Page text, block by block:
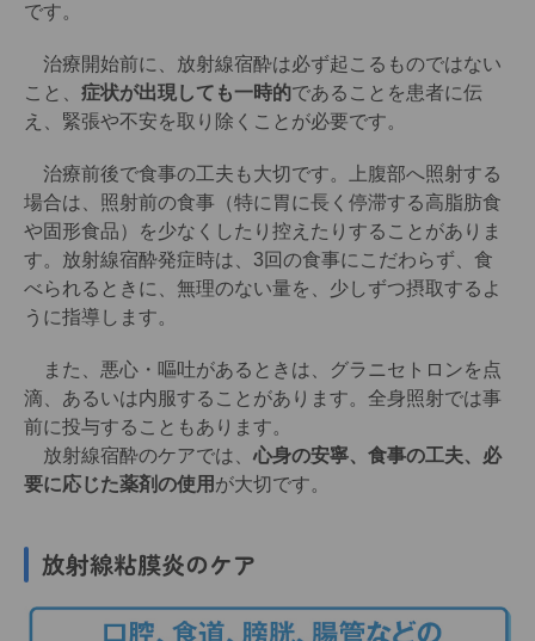
です。
治療開始前に、放射線宿酔は必ず起こるものではない
こと、 症状が出現しても一時的であることを患者に伝
え、緊張や不安を取り除くことが必要です。
治療前後で食事の工夫も大切です。上腹部へ照射する
場合は、照射前の食事（特に胃に長く停滞する高脂肪食
や固形食品）を少なくしたり控えたりすることがありま
す。放射線宿酔発症時は、3回の食事にこだわらず、食
べられるときに、無理のない量を、少しずつ摂取するよ
うに指導します。
また、悪心・嘔吐があるときは、グラニセトロンを点
滴、あるいは内服することがあります。全身照射では事
前に投与することもあります。
放射線宿酔のケアでは、 心身の安寧、食事の工夫、必
要に応じた薬剤の使用 が大切です。
放射線粘膜炎のケア